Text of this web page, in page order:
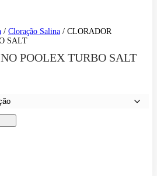
/ Cloração Salina / CLORADOR
SALT
POOLEX TURBO SALT